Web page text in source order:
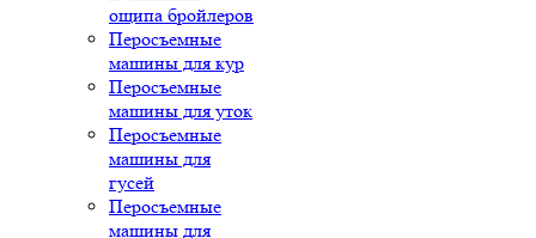
ощипа бройлеров
Перосъемные
машины для кур
Перосъемные
машины для уток
Перосъемные
машины для
гусей
Перосъемные
машины для